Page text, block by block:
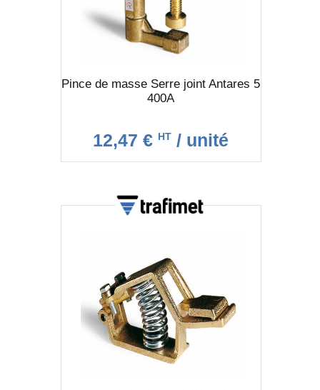
Pince de masse Serre joint Antares 5
400A
12,47 € HT / unité